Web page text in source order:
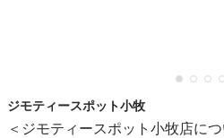
ジモティースポット小牧
＜ジモティースポット小牧店につ